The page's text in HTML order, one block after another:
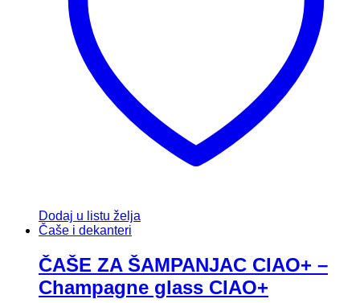
Dodaj u listu želja
Čaše i dekanteri
ČAŠE ZA ŠAMPANJAC CIAO+ –
Champagne glass CIAO+